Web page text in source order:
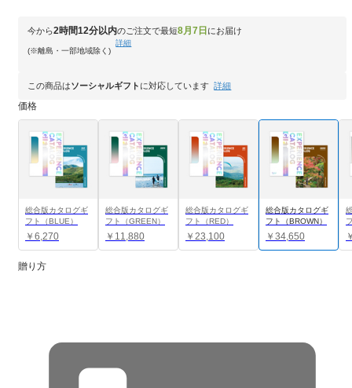
今から2時間12分以内のご注文で最短8月7日にお届け
(※離島・一部地域除く)
詳細
この商品はソーシャルギフト に対応しています 詳細
価格
総合版カタログギ
フト（BLUE）
￥6,270
総合版カタログギ
フト（GREEN）
￥11,880
総合版カタログギ
フト（RED）
￥23,100
総合版カタログギ
フト（BROWN）
￥34,650
贈り方